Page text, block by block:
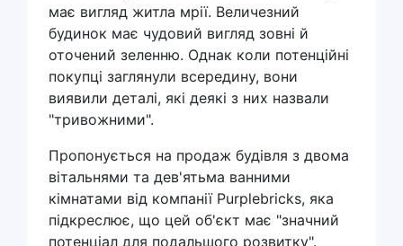
має вигляд житла мрії. Величезний
будинок має чудовий вигляд зовні й
оточений зеленню. Однак коли потенційні
покупці заглянули всередину, вони
виявили деталі, які деякі з них назвали
"тривожними".
Пропонується на продаж будівля з двома
вітальнями та дев'ятьма ванними
кімнатами від компанії Purplebricks, яка
підкреслює, що цей об'єкт має "значний
потенціал для подальшого розвитку".